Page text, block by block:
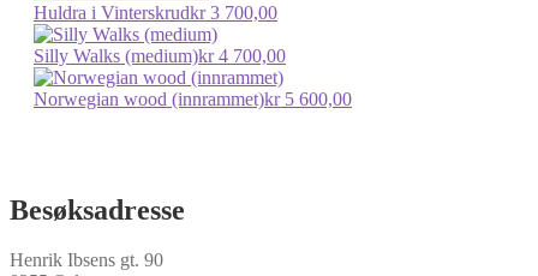
Huldra i Vinterskrudkr3 700,00
Silly Walks (medium)kr4 700,00
Norwegian wood (innrammet)kr5 600,00
Besøksadresse
Henrik Ibsens gt. 90